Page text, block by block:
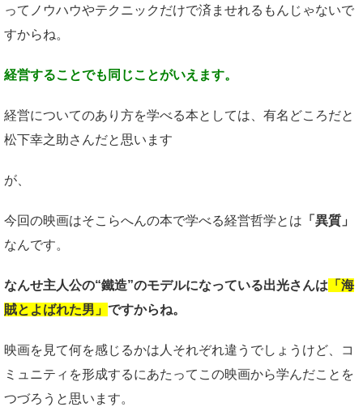
ってノウハウやテクニックだけで済ませれるもんじゃないで
すからね。
経営することでも同じことがいえます。
経営についてのあり方を学べる本としては、有名どころだと
松下幸之助さんだと思います
が、
今回の映画はそこらへんの本で学べる経営哲学とは 「異質」
なんです。
なんせ主人公の“鐵造”のモデルになっている出光さんは 「海
賊とよばれた男」 ですからね。
映画を見て何を感じるかは人それぞれ違うでしょうけど、コ
ミュニティを形成するにあたってこの映画から学んだことを
つづろうと思います。